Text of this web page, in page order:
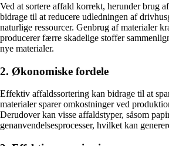
Ved at sortere affald korrekt, herunder brug
bidrage til at reducere udledningen af
naturlige ressourcer. Genbrug af materialer
producerer færre skadelige stoffer
nye materialer.
2. Økonomiske fordele
Effektiv affaldssortering kan bidrage til at
materialer sparer omkostninger ved
Derudover kan visse affaldstyper, såsom
genanvendelsesprocesser, hvilket kan